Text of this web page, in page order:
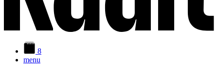
8
menu